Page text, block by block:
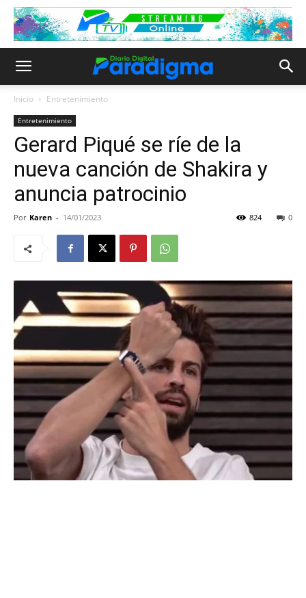
Inicio Entretenimiento
Entretenimiento
Gerard Piqué se ríe de la
nueva canción de Shakira y
anuncia patrocinio
Por Karen - 14/01/2023 0
824